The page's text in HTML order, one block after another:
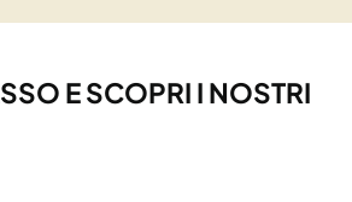
E SCOPRI I NOSTRI